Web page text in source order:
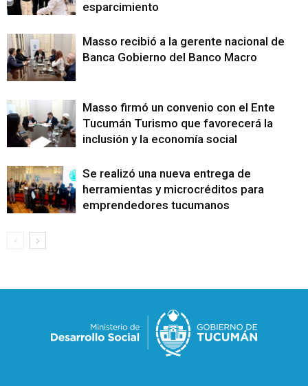
esparcimiento
Masso recibió a la gerente nacional de
Banca Gobierno del Banco Macro
Masso firmó un convenio con el Ente
Tucumán Turismo que favorecerá la
inclusión y la economía social
Se realizó una nueva entrega de
herramientas y microcréditos para
emprendedores tucumanos